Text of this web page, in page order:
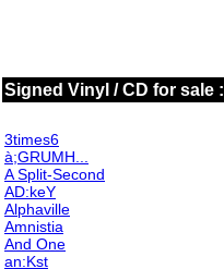
Signed Vinyl / CD for sale :
3times6
à;GRUMH...
A Split-Second
AD:keY
Alphaville
Amnistia
And One
an:Kst